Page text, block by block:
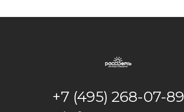
+7 (495) 268-07-89